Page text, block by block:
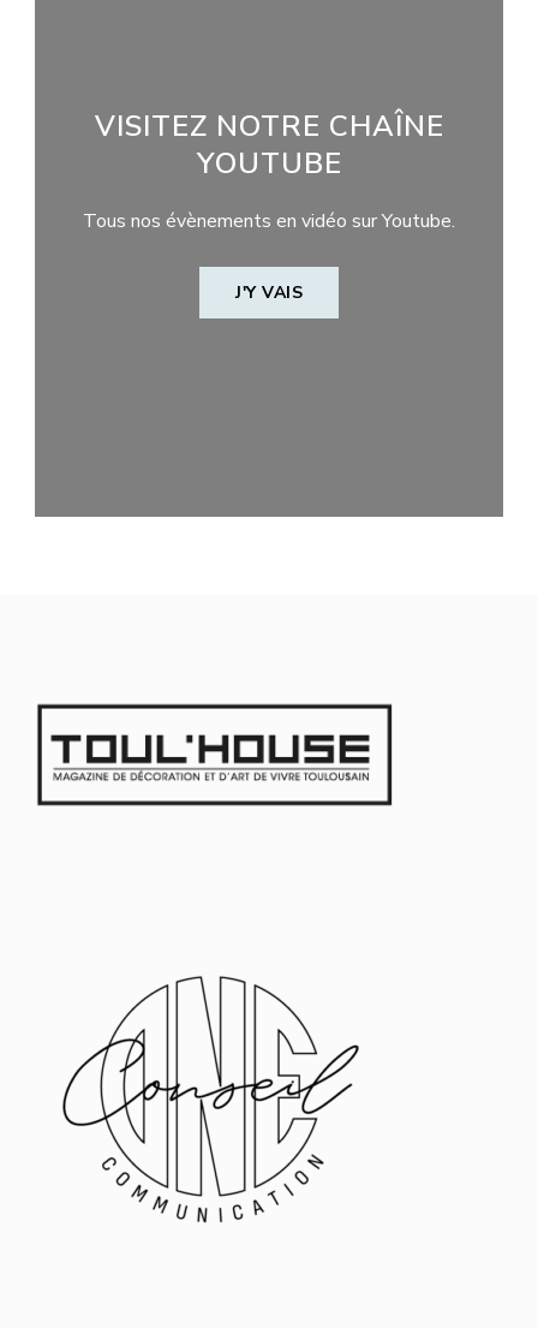
VISITEZ NOTRE CHAÎNE
YOUTUBE
Tous nos évènements en vidéo sur Youtube.
J'Y VAIS